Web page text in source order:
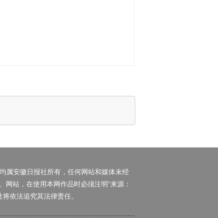
属安徽日报社所有，任何网站和媒体未经
站，在使用本网作品时必须注明“来源：
将依法追究其法律责任。